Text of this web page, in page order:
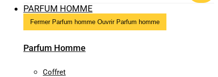
PARFUM HOMME
Fermer Parfum homme Ouvrir Parfum homme
Parfum Homme
Coffret